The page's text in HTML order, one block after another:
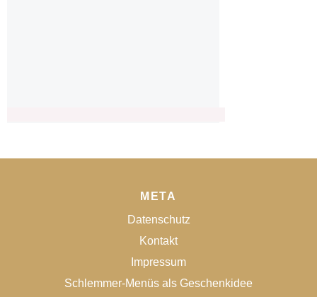
META
Datenschutz
Kontakt
Impressum
Schlemmer-Menüs als Geschenkidee